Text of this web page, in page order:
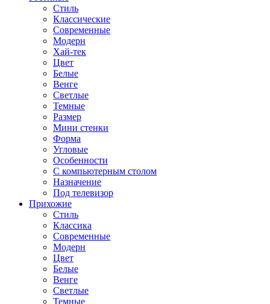
Стиль
Классические
Современные
Модерн
Хай-тек
Цвет
Белые
Венге
Светлые
Темные
Размер
Мини стенки
Форма
Угловые
Особенности
С компьютерным столом
Назначение
Под телевизор
Прихожие
Стиль
Классика
Современные
Модерн
Цвет
Белые
Венге
Светлые
Темные